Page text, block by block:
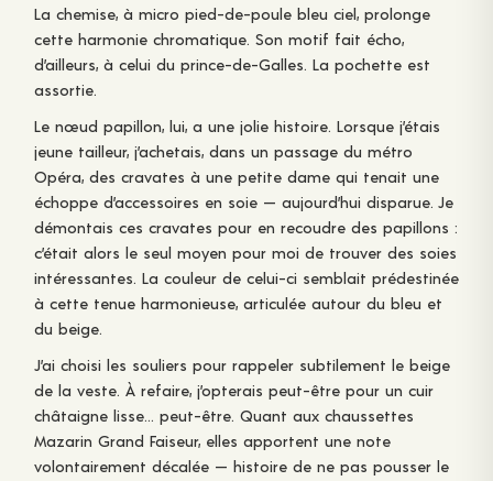
La chemise, à micro pied-de-poule bleu ciel, prolonge
cette harmonie chromatique. Son motif fait écho,
d’ailleurs, à celui du prince-de-Galles. La pochette est
assortie.
Le nœud papillon, lui, a une jolie histoire. Lorsque j’étais
jeune tailleur, j’achetais, dans un passage du métro
Opéra, des cravates à une petite dame qui tenait une
échoppe d’accessoires en soie — aujourd’hui disparue. Je
démontais ces cravates pour en recoudre des papillons :
c’était alors le seul moyen pour moi de trouver des soies
intéressantes. La couleur de celui-ci semblait prédestinée
à cette tenue harmonieuse, articulée autour du bleu et
du beige.
J’ai choisi les souliers pour rappeler subtilement le beige
de la veste. À refaire, j’opterais peut-être pour un cuir
châtaigne lisse… peut-être. Quant aux chaussettes
Mazarin Grand Faiseur, elles apportent une note
volontairement décalée — histoire de ne pas pousser le